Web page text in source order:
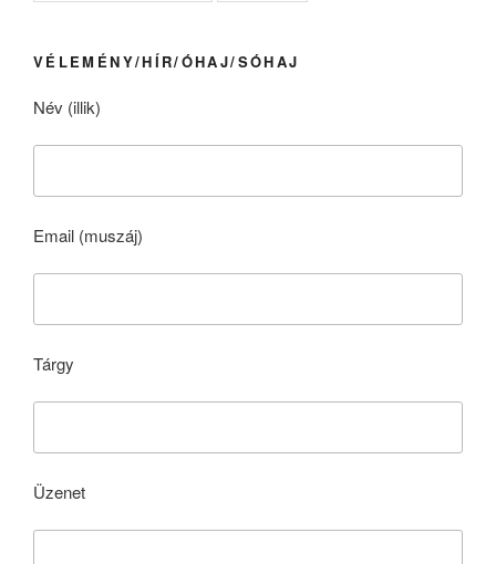
VÉLEMÉNY/HÍR/ÓHAJ/SÓHAJ
Név (illik)
Email (muszáj)
Tárgy
Üzenet